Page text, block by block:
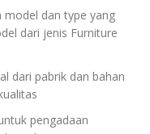
model dan type yang
dari jenis Furniture
dari pabrik dan bahan
pengadaan